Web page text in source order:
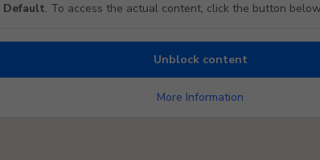
Default. To access the actual content, click the button
Unblock content
More Information